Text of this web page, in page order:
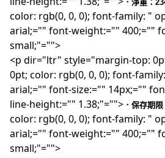
．淨重：
color: rgb(0, 0, 0); font-family: "
arial;="" font-weight:="" 400;=""
small;"="">
<p dir="ltr" style="margin-top:
0pt; color: rgb(0, 0, 0); font-
arial;="" font-size:="" 14px;=""
line-height:="" 1.38;"=""> ．保存期限
color: rgb(0, 0, 0); font-family: "
arial;="" font-weight:="" 400;=""
small;"="">